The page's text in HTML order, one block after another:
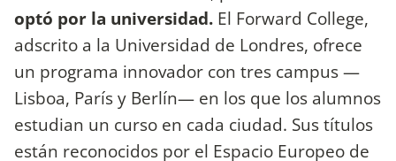
optó por la universidad. El Forward College,
adscrito a la Universidad de Londres, ofrece
un programa innovador con tres campus —
Lisboa, París y Berlín— en los que los alumnos
estudian un curso en cada ciudad. Sus títulos
están reconocidos por el Espacio Europeo de